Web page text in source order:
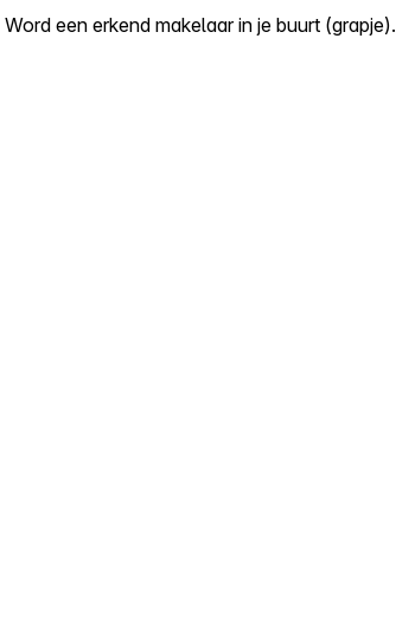
Word een erkend makelaar in je buurt (grapje).